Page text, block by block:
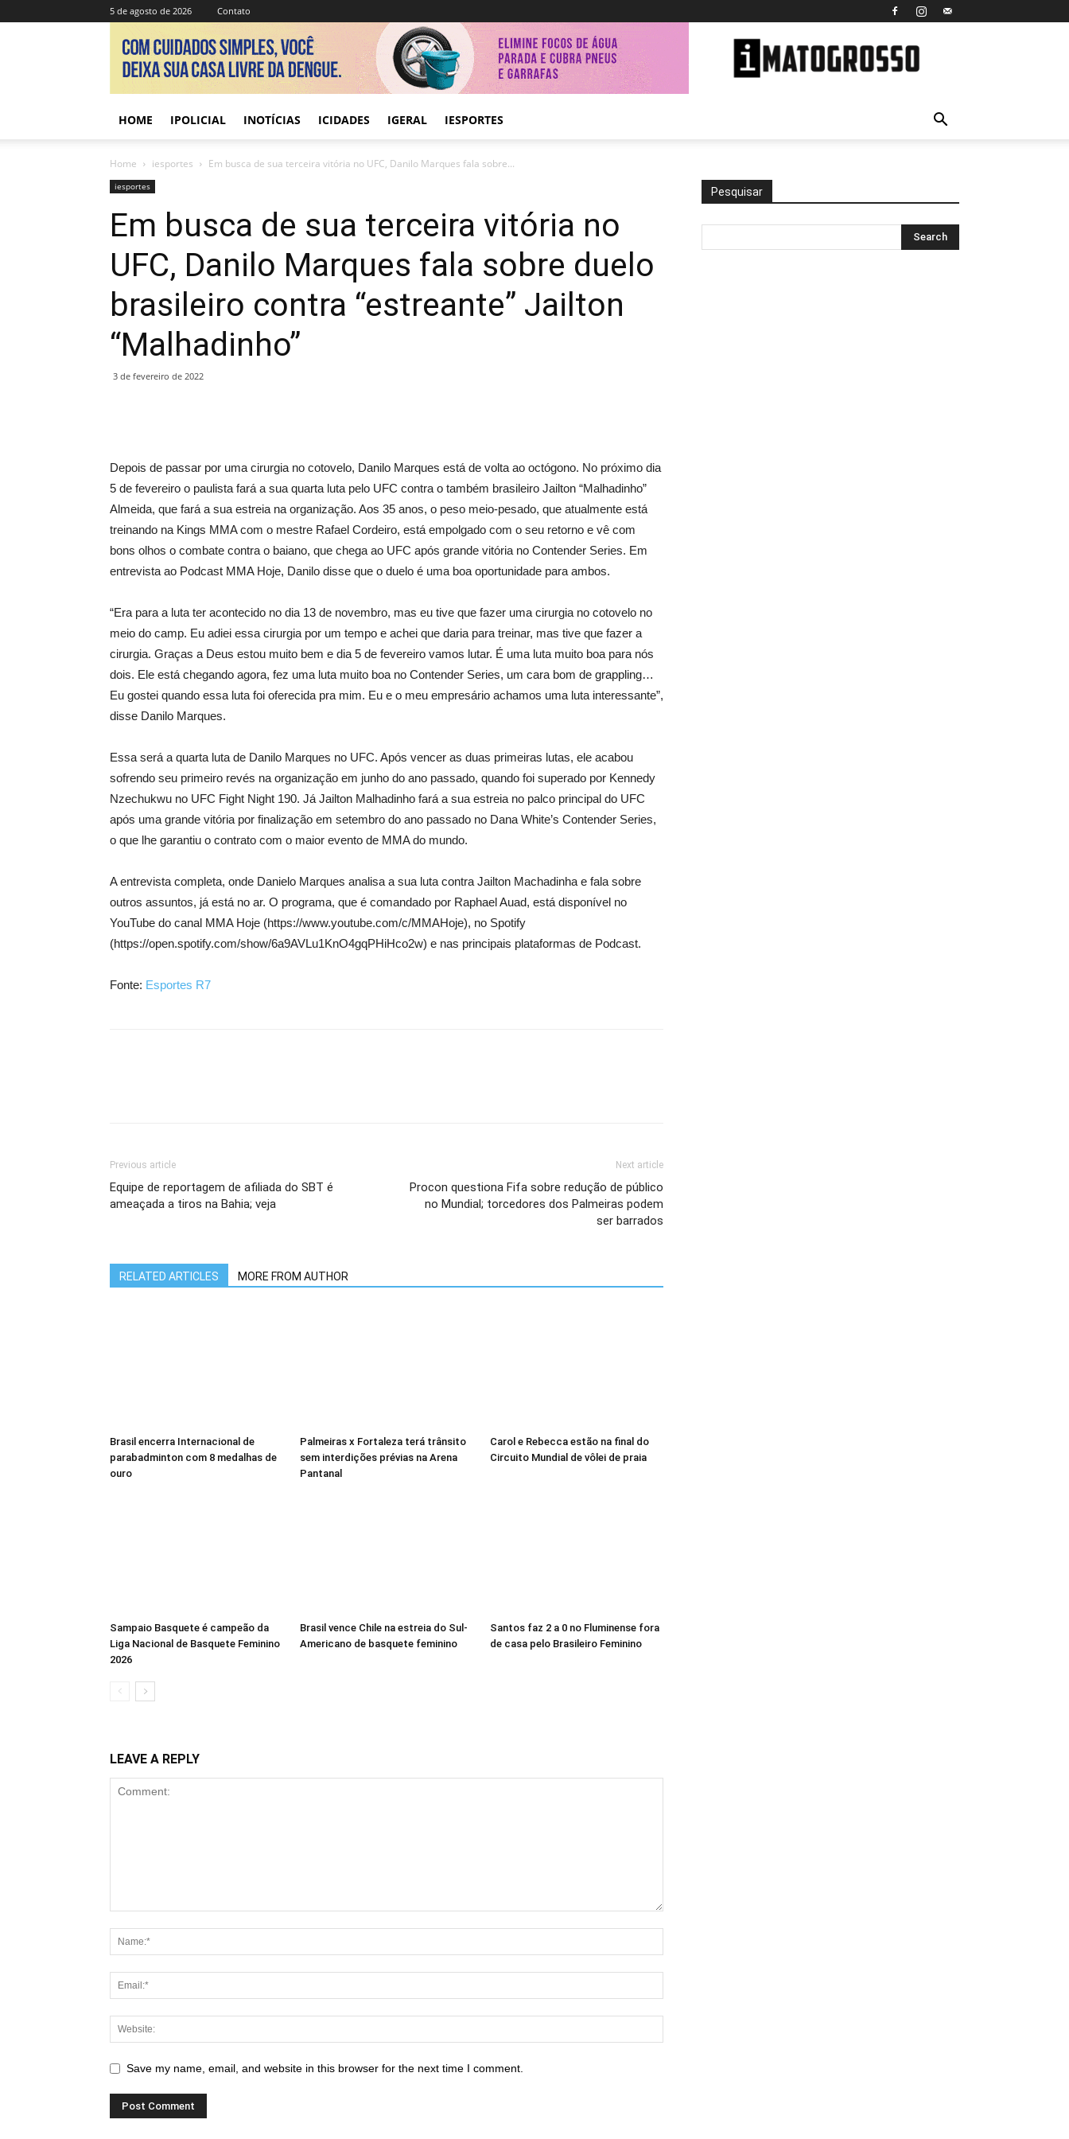
5 de agosto de 2026 Contato
Grosso
HOME IPOLICIAL INOTÍCIAS ICIDADES IGERAL IESPORTES
Home iesportes Em busca de sua terceira vitória no UFC, Danilo Marques fala sobre...
iesportes
Em busca de sua terceira vitória no
UFC, Danilo Marques fala sobre duelo
brasileiro contra “estreante” Jailton
“Malhadinho”
3 de fevereiro de 2022
Depois de passar por uma cirurgia no cotovelo, Danilo Marques está de volta ao octógono. No próximo dia
5 de fevereiro o paulista fará a sua quarta luta pelo UFC contra o também brasileiro Jailton “Malhadinho”
Almeida, que fará a sua estreia na organização. Aos 35 anos, o peso meio-pesado, que atualmente está
treinando na Kings MMA com o mestre Rafael Cordeiro, está empolgado com o seu retorno e vê com
bons olhos o combate contra o baiano, que chega ao UFC após grande vitória no Contender Series. Em
entrevista ao Podcast MMA Hoje, Danilo disse que o duelo é uma boa oportunidade para ambos.
“Era para a luta ter acontecido no dia 13 de novembro, mas eu tive que fazer uma cirurgia no cotovelo no
meio do camp. Eu adiei essa cirurgia por um tempo e achei que daria para treinar, mas tive que fazer a
cirurgia. Graças a Deus estou muito bem e dia 5 de fevereiro vamos lutar. É uma luta muito boa para nós
dois. Ele está chegando agora, fez uma luta muito boa no Contender Series, um cara bom de grappling…
Eu gostei quando essa luta foi oferecida pra mim. Eu e o meu empresário achamos uma luta interessante”,
disse Danilo Marques.
Essa será a quarta luta de Danilo Marques no UFC. Após vencer as duas primeiras lutas, ele acabou
sofrendo seu primeiro revés na organização em junho do ano passado, quando foi superado por Kennedy
Nzechukwu no UFC Fight Night 190. Já Jailton Malhadinho fará a sua estreia no palco principal do UFC
após uma grande vitória por finalização em setembro do ano passado no Dana White’s Contender Series,
o que lhe garantiu o contrato com o maior evento de MMA do mundo.
A entrevista completa, onde Danielo Marques analisa a sua luta contra Jailton Machadinha e fala sobre
outros assuntos, já está no ar. O programa, que é comandado por Raphael Auad, está disponível no
YouTube do canal MMA Hoje (https://www.youtube.com/c/MMAHoje), no Spotify
(https://open.spotify.com/show/6a9AVLu1KnO4gqPHiHco2w) e nas principais plataformas de Podcast.
Fonte: Esportes R7
Previous article
Equipe de reportagem de afiliada do SBT é
ameaçada a tiros na Bahia; veja
Next article
Procon questiona Fifa sobre redução de público
no Mundial; torcedores dos Palmeiras podem
ser barrados
RELATED ARTICLES MORE FROM AUTHOR
Brasil encerra Internacional de
parabadminton com 8 medalhas de
ouro
Palmeiras x Fortaleza terá trânsito
sem interdições prévias na Arena
Pantanal
Carol e Rebecca estão na final do
Circuito Mundial de vôlei de praia
Sampaio Basquete é campeão da
Liga Nacional de Basquete Feminino
2026
Brasil vence Chile na estreia do Sul-
Americano de basquete feminino
Santos faz 2 a 0 no Fluminense fora
de casa pelo Brasileiro Feminino
LEAVE A REPLY
Save my name, email, and website in this browser for the next time I comment.
Pesquisar